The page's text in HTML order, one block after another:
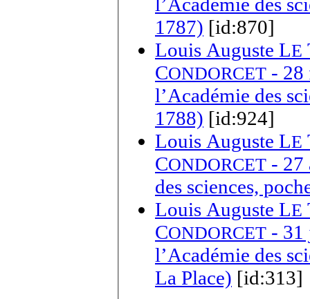
1787) [id:870]
Louis Auguste LE
CONDORCET - 28
l’Académie des
1788) [id:924]
Louis Auguste LE
CONDORCET - 27
des sciences,
Louis Auguste LE
CONDORCET - 31
l’Académie des
La Place) [id:313]